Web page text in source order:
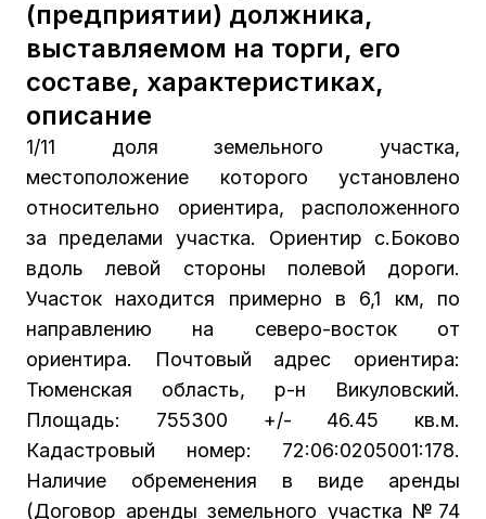
(предприятии) должника,
выставляемом на торги, его
составе, характеристиках,
описание
1/11 доля земельного участка,
местоположение которого установлено
относительно ориентира, расположенного
за пределами участка. Ориентир с.Боково
вдоль левой стороны полевой дороги.
Участок находится примерно в 6,1 км, по
направлению на северо-восток от
ориентира. Почтовый адрес ориентира:
Тюменская область, р-н Викуловский.
Площадь: 755300 +/- 46.45 кв.м.
Кадастровый номер: 72:06:0205001:178.
Наличие обременения в виде аренды
(Договор аренды земельного участка №74